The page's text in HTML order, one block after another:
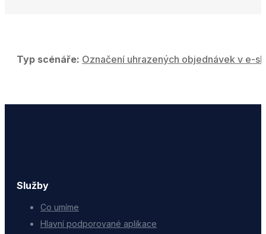
Typ scénáře: Označení uhrazených objednávek v e-
Služby
Co umíme
Hlavní podporované aplikace